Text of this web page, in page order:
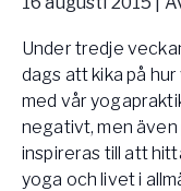
Så stöttar Yogobe
FaR
Fysisk aktivitet på
Företag
Stöd till
Under tredje
dags att kika på
med vår
negativt, men
inspireras till att
yoga och livet i